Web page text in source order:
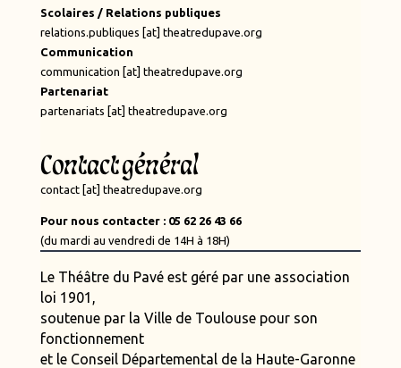
Scolaires / Relations publiques
relations.publiques [at] theatredupave.org
Communication
communication [at] theatredupave.org
Partenariat
partenariats [at] theatredupave.org
Contact général
contact [at] theatredupave.org
Pour nous contacter : 05 62 26 43 66
(du mardi au vendredi de 14H à 18H)
Le Théâtre du Pavé est géré par une association
loi 1901,
soutenue par la Ville de Toulouse pour son
fonctionnement
et le Conseil Départemental de la Haute-Garonne